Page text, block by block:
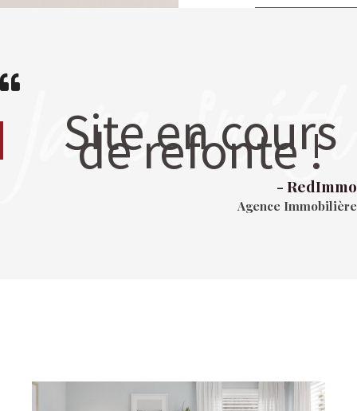
Site en cours
de refonte !
- RedImmo
Agence Immobilière